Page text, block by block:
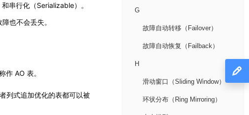
串行化（Serializable）。
也不会丢失。
AO 表。
列式追加优化的表都可以被
G
故障自动转移（Failover）
故障自动恢复（Failback）
H
滑动窗口（Sliding Window）
环状分布（Ring Mirroring）